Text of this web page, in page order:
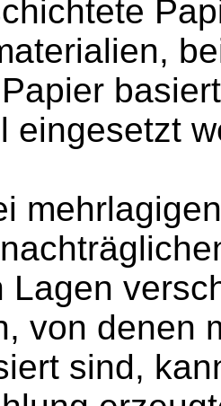
eingesetzt
Lagen
von denen
sind,